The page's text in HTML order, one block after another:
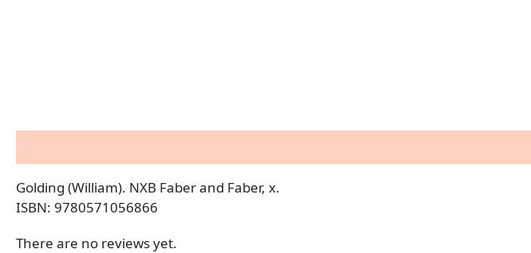
Golding (William). NXB Faber and Faber, x.
ISBN: 9780571056866
There are no reviews yet.